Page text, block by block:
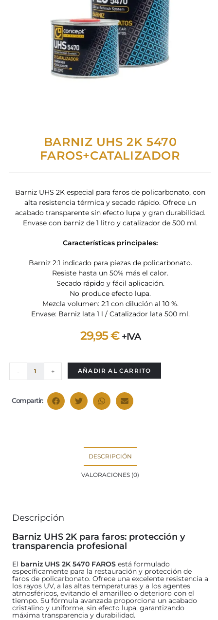
BARNIZ UHS 2K 5470
FAROS+CATALIZADOR
Barniz UHS 2K especial para faros de policarbonato, con
alta resistencia térmica y secado rápido. Ofrece un
acabado transparente sin efecto lupa y gran durabilidad.
Envase con barniz de 1 litro y catalizador de 500 ml.
Características principales:
Barniz 2:1 indicado para piezas de policarbonato.
Resiste hasta un 50% más el calor.
Secado rápido y fácil aplicación.
No produce efecto lupa.
Mezcla volumen: 2:1 con dilución al 10 %.
Envase: Barniz lata 1 l / Catalizador lata 500 ml.
29,95€ +IVA
- + AÑADIR AL CARRITO
Compartir:
DESCRIPCIÓN
VALORACIONES (0)
Descripción
Barniz UHS 2K para faros: protección y
transparencia profesional
El barniz UHS 2K 5470 FAROS está formulado
específicamente para la restauración y protección de
faros de policarbonato. Ofrece una excelente resistencia a
los rayos UV, a las altas temperaturas y a los agentes
atmosféricos, evitando el amarilleo o deterioro con el
tiempo. Su fórmula avanzada proporciona un acabado
cristalino y uniforme, sin efecto lupa, garantizando
máxima transparencia y durabilidad.